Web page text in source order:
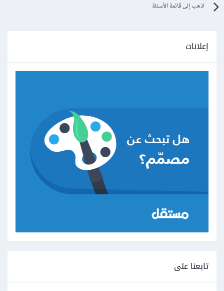
اذهب إلى قائمة الأسئلة
إعلانات
تابعنا على